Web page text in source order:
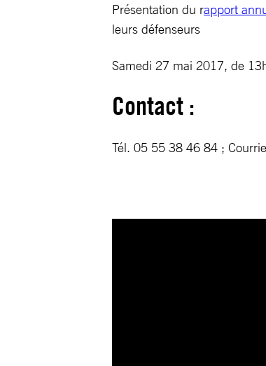
Présentation du rapport
leurs défenseurs
Samedi 27 mai 2017, de
Contact :
Tél. 05 55 38 46 84 ;